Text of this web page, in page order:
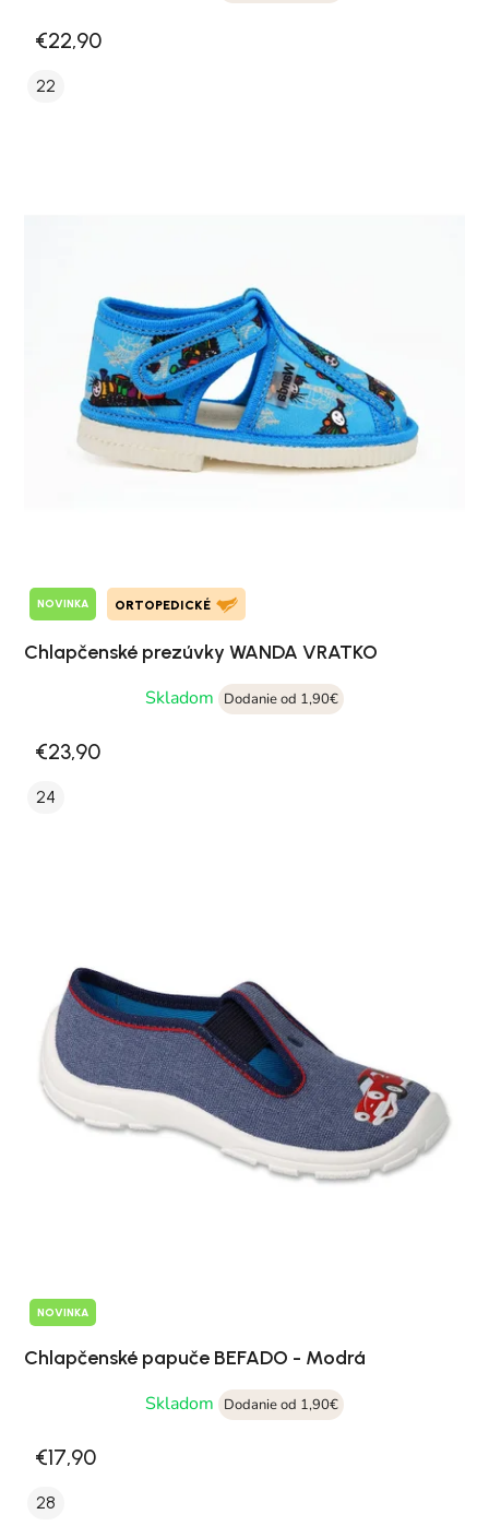
€22,90
22
NOVINKA ORTOPEDICKÉ
Chlapčenské prezúvky WANDA VRATKO
Skladom
Dodanie od 1,90€
€23,90
24
NOVINKA
Chlapčenské papuče BEFADO - Modrá
Skladom
Dodanie od 1,90€
€17,90
28